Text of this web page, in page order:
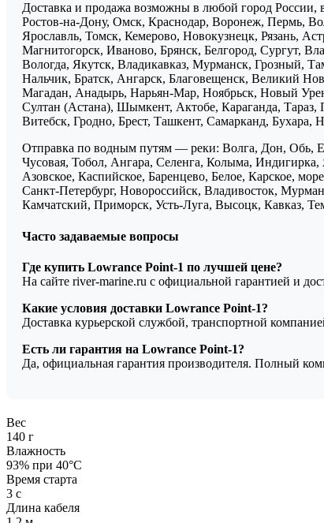
Доставка и продажа возможны в любой город
Ростов-на-Дону, Омск, Краснодар, Воронеж, Пермь,
Ярославль, Томск, Кемерово, Новокузнецк, Рязань,
Магнитогорск, Иваново, Брянск, Белгород, Сургут,
Вологда, Якутск, Владикавказ, Мурманск, Грозный,
Нальчик, Братск, Ангарск, Благовещенск, Великий
Магадан, Анадырь, Нарьян-Мар, Ноябрьск, Новый
Султан (Астана), Шымкент, Актобе, Караганда,
Витебск, Гродно, Брест, Ташкент, Самарканд,
Отправка по водным путям — реки: Волга, Дон, Обь,
Чусовая, Тобол, Ангара, Селенга, Колыма,
Азовское, Каспийское, Баренцево, Белое, Карское,
Санкт-Петербург, Новороссийск, Владивосток,
Камчатский, Приморск, Усть-Луга, Высоцк, Кавказ,
Часто задаваемые вопросы
Где купить Lowrance Point-1 по лучшей цене?
На сайте river-marine.ru с официальной гарантией и
Какие условия доставки Lowrance Point-1?
Доставка курьерской службой, транспортной
Есть ли гарантия на Lowrance Point-1?
Да, официальная гарантия производителя. Полный
Вес
140 г
Влажность
93% при 40°C
Время старта
3 с
Длина кабеля